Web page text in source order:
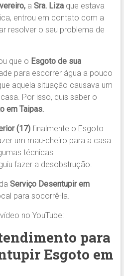
a Sra. Lizaque estava
entrou em contato com a
resolver o seu problema de
que o Esgoto de sua
para escorrer água a pouco
aquela situação causava um
Por isso, quis saber o
em Taipas.
(17)finalmente o Esgoto
um mau-cheiro para a casa.
técnicas
fazer a desobstrução.
Serviço Desentupir em
para socorrê-la.
no YouTube:
para
Esgoto em